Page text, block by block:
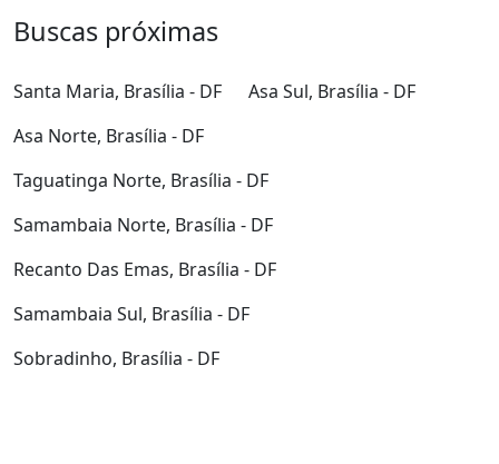
Buscas próximas
Santa Maria, Brasília - DF
Asa Sul, Brasília - DF
Asa Norte, Brasília - DF
Taguatinga Norte, Brasília - DF
Samambaia Norte, Brasília - DF
Recanto Das Emas, Brasília - DF
Samambaia Sul, Brasília - DF
Sobradinho, Brasília - DF